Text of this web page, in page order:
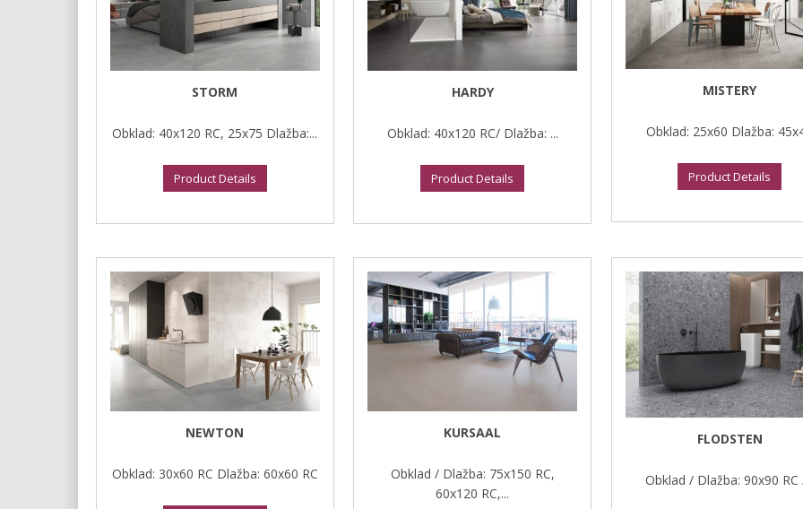
STORM
Obklad: 40x120 RC, 25x75 Dlažba:...
Product Details
HARDY
Obklad: 40x120 RC/ Dlažba: ...
Product Details
MISTERY
Obklad: 25x60 Dlažba:
Product Details
NEWTON
Obklad: 30x60 RC Dlažba: 60x60 RC
KURSAAL
Obklad / Dlažba: 75x150 RC,
60x120 RC,...
FLODSTEN
Obklad / Dlažba: 90x90 RC